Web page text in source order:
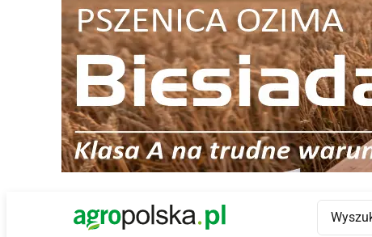
Main Logo